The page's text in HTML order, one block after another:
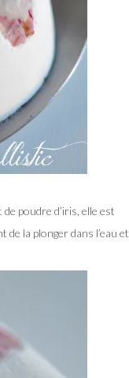
de poudre d’iris, elle est
la plonger dans l’eau et